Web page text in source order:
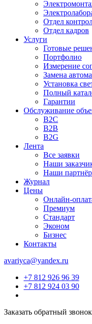
Отдел
Отдел кадров
Услуги
Готовые
Портфолио
Измерение
Замена
Установка
Полный
Гарантии
Обслуживание
B2C
B2B
B2G
Лента
Все заявки
Наши
Наши
Журнал
Цены
Онлайн-
Премиум
Стандарт
Эконом
Бизнес
Контакты
avariyca@yandex.ru
+7 812 926 96 39
+7 812 924 03 90
Заказать обратный звонок